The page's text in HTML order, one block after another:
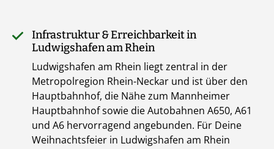
Infrastruktur & Erreichbarkeit in
Ludwigshafen am Rhein
Ludwigshafen am Rhein liegt zentral in der
Metropolregion Rhein-Neckar und ist über den
Hauptbahnhof, die Nähe zum Mannheimer
Hauptbahnhof sowie die Autobahnen A650, A61
und A6 hervorragend angebunden. Für Deine
Weihnachtsfeier in Ludwigshafen am Rhein